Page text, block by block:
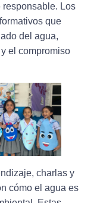
responsable. Los
que
del agua,
el compromiso
charlas y
cómo el agua es